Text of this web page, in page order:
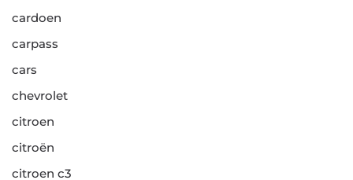
cardoen
carpass
cars
chevrolet
citroen
citroën
citroen c3